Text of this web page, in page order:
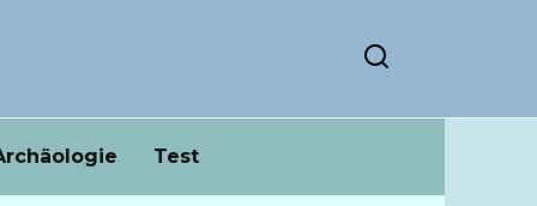
Test